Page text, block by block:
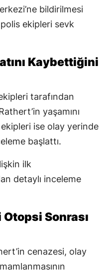
bildirilmesi
ekipleri sevk
Kaybettiğini
tarafından
yaşamını
ise olay yerinde
başlattı.
ilk
detaylı inceleme
Sonrası
cenazesi, olay